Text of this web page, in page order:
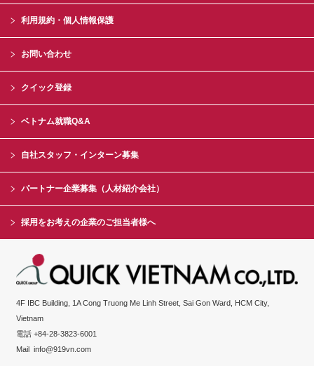
利用規約・個人情報保護
お問い合わせ
クイック登録
ベトナム就職Q&A
自社スタッフ・インターン募集
パートナー企業募集（人材紹介会社）
採用をお考えの企業のご担当者様へ
4F IBC Building, 1A Cong Truong Me Linh Street, Sai Gon Ward, HCM City,
Vietnam
電話 +84-28-3823-6001
Mailinfo@919vn.com